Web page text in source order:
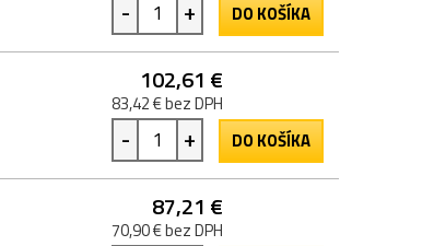
- + DO KOŠÍKA
102,61 €
83,42 € bez DPH
- + DO KOŠÍKA
87,21 €
70,90 € bez DPH